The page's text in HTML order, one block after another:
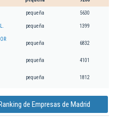
pequeña 5630
pequeña 1399
pequeña 6832
pequeña 4101
pequeña 1812
de Empresas de Madrid